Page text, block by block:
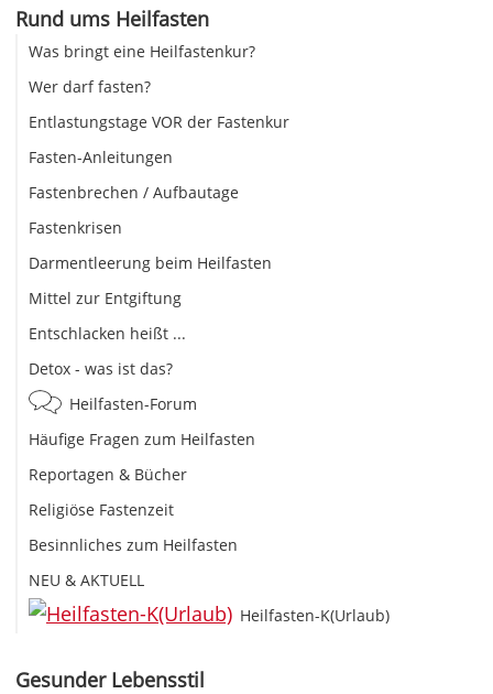
Rund ums Heilfasten
Was bringt eine Heilfastenkur?
Wer darf fasten?
Entlastungstage VOR der Fastenkur
Fasten-Anleitungen
Fastenbrechen / Aufbautage
Fastenkrisen
Darmentleerung beim Heilfasten
Mittel zur Entgiftung
Entschlacken heißt ...
Detox - was ist das?
Heilfasten-Forum
Häufige Fragen zum Heilfasten
Reportagen & Bücher
Religiöse Fastenzeit
Besinnliches zum Heilfasten
NEU & AKTUELL
Heilfasten-K(Urlaub)
Gesunder Lebensstil